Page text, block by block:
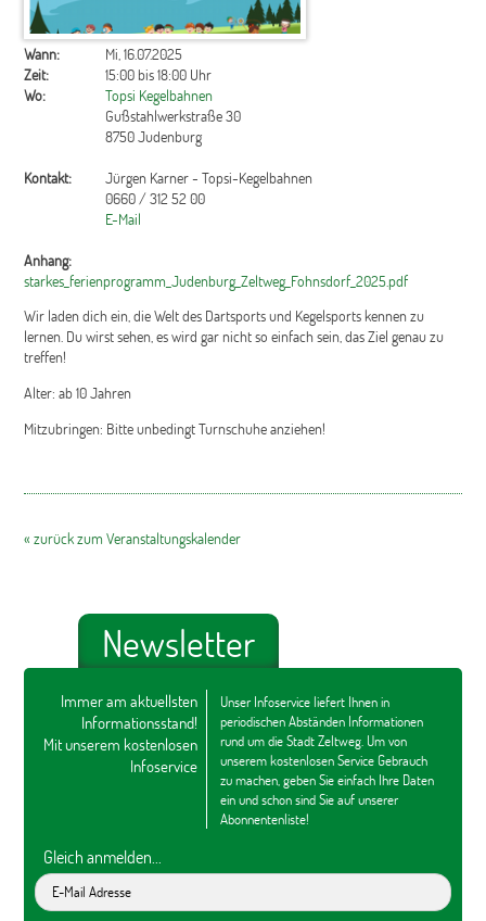
Wann:
Mi, 16.07.2025
Zeit:
15:00 bis 18:00 Uhr
Wo:
Topsi Kegelbahnen
Gußstahlwerkstraße 30
8750 Judenburg
Kontakt:
Jürgen Karner - Topsi-Kegelbahnen
0660 / 312 52 00
E-Mail
Anhang:
starkes_ferienprogramm_Judenburg_Zeltweg_Fohnsdorf_2025.pdf
Wir laden dich ein, die Welt des Dartsports und Kegelsports kennen zu
lernen. Du wirst sehen, es wird gar nicht so einfach sein, das Ziel genau zu
treffen!
Alter: ab 10 Jahren
Mitzubringen: Bitte unbedingt Turnschuhe anziehen!
« zurück zum Veranstaltungskalender
Newsletter
Immer am aktuellsten
Informationsstand!
Mit unserem kostenlosen
Infoservice
Unser Infoservice liefert Ihnen in
periodischen Abständen Informationen
rund um die Stadt Zeltweg. Um von
unserem kostenlosen Service Gebrauch
zu machen, geben Sie einfach Ihre Daten
ein und schon sind Sie auf unserer
Abonnentenliste!
Gleich anmelden...